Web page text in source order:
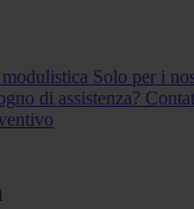
Solo per i
di assistenza?